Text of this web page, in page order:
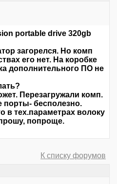
portable drive 320gb
загорелся. Но комп
его нет. На коробке
дополнительного ПО не
Перезагружали комп.
порты- бесполезно.
в тех.параметрах волоку
попроще.
К списку форумов